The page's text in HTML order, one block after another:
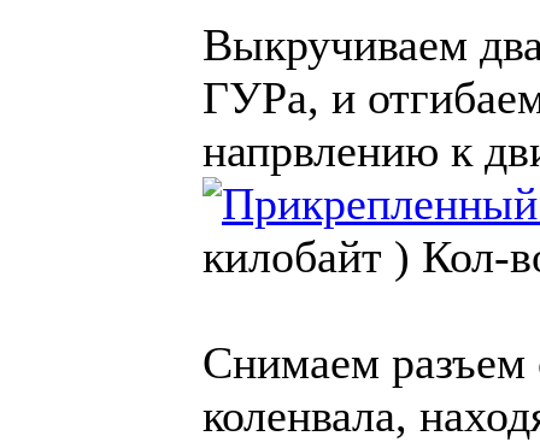
Выкручиваем
ГУРа, и
напрвлению к
килобайт ) Кол-
Снимаем разъем
коленвала,